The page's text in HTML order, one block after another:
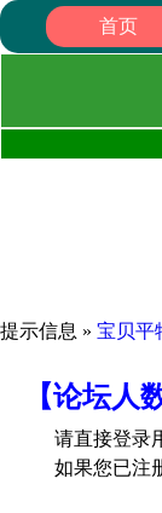
首页
提示信息 » 宝贝平
【论坛
请直接登录
如果您已注